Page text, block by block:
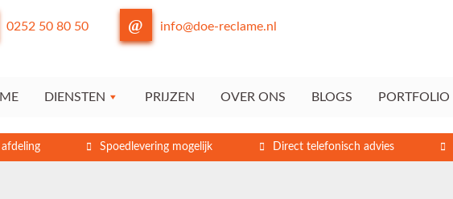
0252 50 80 50 info@doe-reclame.nl
DIENSTEN PRIJZEN OVER ONS BLOGS PORTFOLIO
Spoedlevering mogelijk Direct telefonisch advies